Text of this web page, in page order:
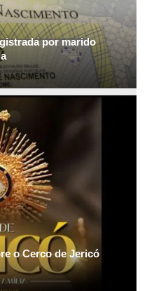
por marido
o Cerco de Jericó